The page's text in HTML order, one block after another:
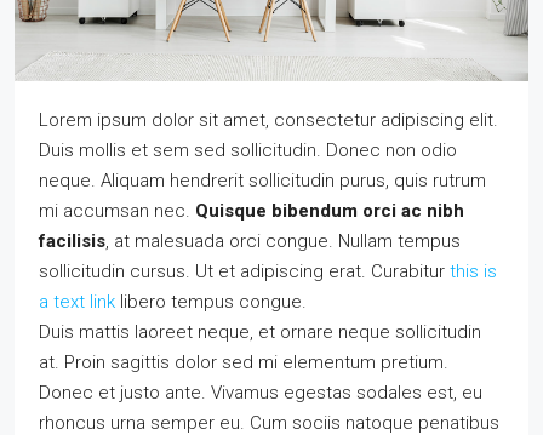
Lorem ipsum dolor sit amet, consectetur adipiscing elit.
Duis mollis et sem sed sollicitudin. Donec non odio
neque. Aliquam hendrerit sollicitudin purus, quis rutrum
mi accumsan nec. Quisque bibendum orci ac nibh
facilisis, at malesuada orci congue. Nullam tempus
sollicitudin cursus. Ut et adipiscing erat. Curabitur this is
a text link libero tempus congue.
Duis mattis laoreet neque, et ornare neque sollicitudin
at. Proin sagittis dolor sed mi elementum pretium.
Donec et justo ante. Vivamus egestas sodales est, eu
rhoncus urna semper eu. Cum sociis natoque penatibus